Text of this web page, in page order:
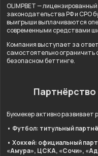
OLIMPBET —
законодательства РФ и СРО
выигрыши выплачиваются
современными средствами
Компания выступает за
самостоятельно ограничить
безопасном беттинге.
Букмекер активно развивает
• Футбол: титульный
• Хоккей: официальный
«Амура», ЦСКА, «Сочи»,